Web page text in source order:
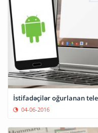
İstifadəçilər oğurlanan
04-06-2016